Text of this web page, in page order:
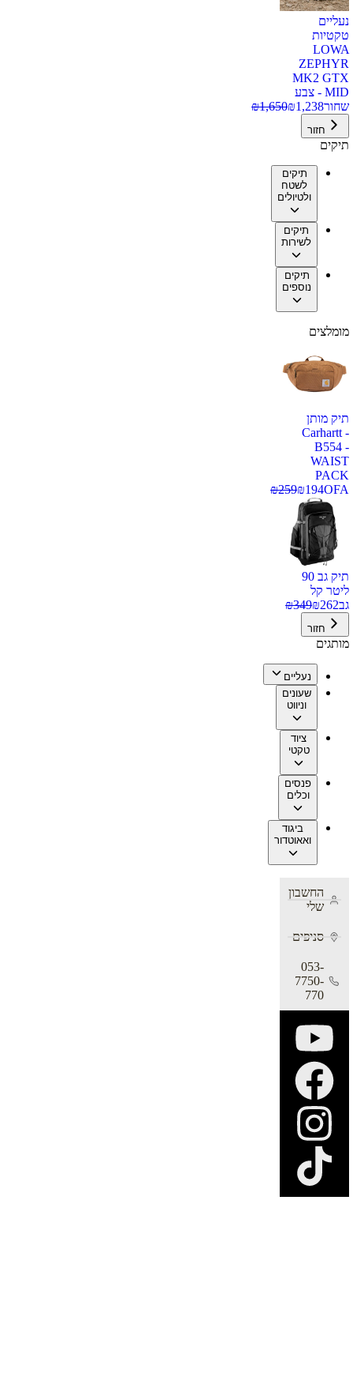
נעליים
טקטיות
LOWA
ZEPHYR
MK2 GTX
MID - צבע
שחור
₪1,238
₪1,650
חזור
תיקים
תיקים
לשטח
ולטיולים
תיקים
לשירות
תיקים
נוספים
מומלצים
תיק מותן
Carhartt -
B554 -
WAIST
PACK
OFA
₪194
₪259
תיק גב 90
ליטר קל
גב
₪262
₪349
חזור
מותגים
נעליים
שעונים
וניווט
ציוד
טקטי
פנסים
וכלים
ביגוד
ואאוטדור
החשבון
שלי
סניפים
053-
7750-
770